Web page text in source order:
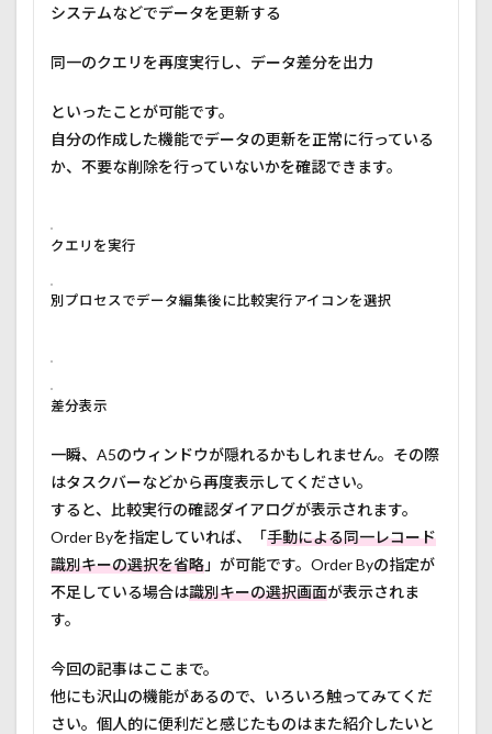
システムなどでデータを更新する
同一のクエリを再度実行し、データ差分を出力
といったことが可能です。
自分の作成した機能でデータの更新を正常に行っている
か、不要な削除を行っていないかを確認できます。
クエリを実行
別プロセスでデータ編集後に比較実行アイコンを選択
差分表示
一瞬、A5のウィンドウが隠れるかもしれません。その際
はタスクバーなどから再度表示してください。
すると、比較実行の確認ダイアログが表示されます。
Order Byを指定していれば、「手動による同一レコード
識別キーの選択を省略」が可能です。Order Byの指定が
不足している場合は識別キーの選択画面が表示されま
す。
今回の記事はここまで。
他にも沢山の機能があるので、いろいろ触ってみてくだ
さい。個人的に便利だと感じたものはまた紹介したいと